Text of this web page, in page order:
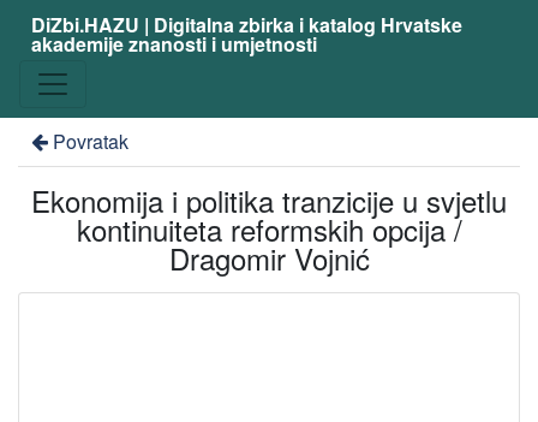
DiZbi.HAZU | Digitalna zbirka i katalog Hrvatske
akademije znanosti i umjetnosti
Povratak
Ekonomija i politika tranzicije u svjetlu
kontinuiteta reformskih opcija /
Dragomir Vojnić